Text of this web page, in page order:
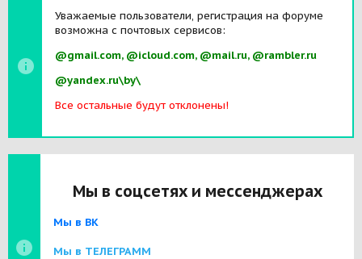
Уважаемые пользователи, регистрация на форуме
возможна с почтовых сервисов:
@gmail.com, @icloud.com, @mail.ru, @rambler.ru
@yandex.ru\by\
Все остальные будут отклонены!
Мы в соцсетях и мессенджерах
Мы в ВК
Мы в ТЕЛЕГРАММ